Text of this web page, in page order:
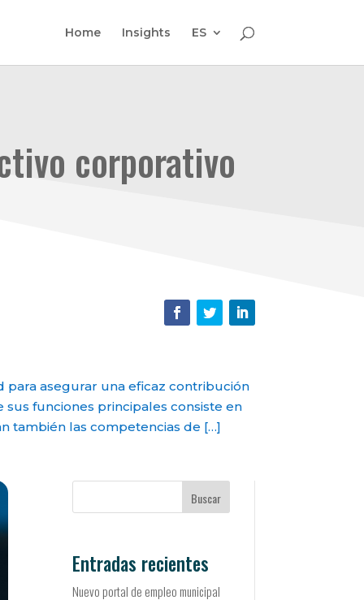
Home Insights ES
corporativo
asegurar una eficaz contribución
sus funciones principales consiste en
también las competencias de […]
Buscar
Entradas recientes
Nuevo portal de empleo municipal